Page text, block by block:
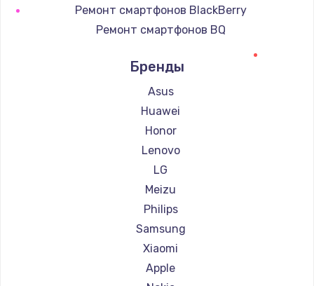
Ремонт смартфонов BlackBerry
Ремонт смартфонов BQ
Ремонт смартфонов Digma
Ремонт смартфонов Ginzzu
Ремонт смартфонов Highscreen
Ремонт смартфонов Irbis
Ремонт смартфонов Kyocera
Ремонт смартфонов LeEco
Ремонт смартфонов OnePlus
Ремонт смартфонов teXet
Ремонт смартфонов Motorola
Ремонт смартфонов Prestigio
Ремонт смартфонов Vertex
Бренды
Asus
Huawei
Honor
Lenovo
LG
Meizu
Philips
Samsung
Xiaomi
Apple